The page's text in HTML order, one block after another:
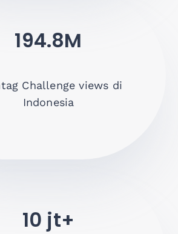
194.8M
Challenge views di
Indonesia
10 jt+